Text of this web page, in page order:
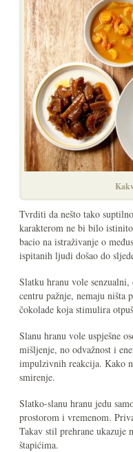
Tvrditi da nešto tako
karakterom ne bi bilo
bacio na istraživanje o
ispitanih ljudi došao do
Slatku hranu vole
centru pažnje, nemaju
čokolade koja stimulira
Slanu hranu vole uspješne
mišljenje, no odvažnost i
impulzivnih reakcija. Kako
smirenje.
Slatko-slanu hranu jedu
prostorom i vremenom.
Takav stil prehrane ukazuje
štapićima.